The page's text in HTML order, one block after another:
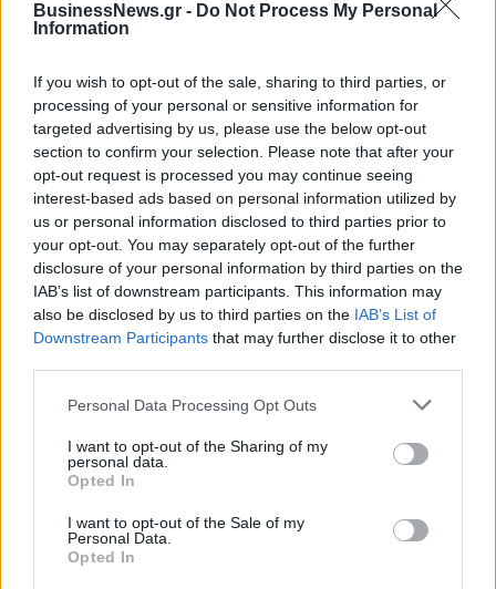
BusinessNews.gr - Do Not Process My Personal
Information
If you wish to opt-out of the sale, sharing to third parties, or
processing of your personal or sensitive information for
targeted advertising by us, please use the below opt-out
section to confirm your selection. Please note that after your
opt-out request is processed you may continue seeing
interest-based ads based on personal information utilized by
us or personal information disclosed to third parties prior to
your opt-out. You may separately opt-out of the further
disclosure of your personal information by third parties on the
IAB’s list of downstream participants. This information may
also be disclosed by us to third parties on the IAB’s List of
Downstream Participants that may further disclose it to other
Personal Data Processing Opt Outs
I want to opt-out of the Sharing of my
personal data.
Opted In
I want to opt-out of the Sale of my
Personal Data.
Opted In
ΡΟΗ ΕΙΔΗΣΕΩΝ
Χρηματιστήριο: Πτώση κατά 0,18%, στα 315,71
εκατ. ευρώ ο τζίρος
05/08/2026 - 18:27 ΟΙΚΟΝΟΜΙΑ
Είσοδος της γαλλικής Meridiam στην ηλεκτρική
διασύνδεση Ελλάδας – Κύπρου
ΔΕΗ: Ισχυρή ανάπτυξη στο α΄ εξάμηνο 2026 με
προσαρμοσμένο EBITDA στα 1,2 δισ. ευρώ
05/08/2026 - 17:51 ΕΝΕΡΓΕΙΑ
Όμιλος AKTOR: Εξαγοράζει το 75% των ΗΛΕΚΤΩΡ